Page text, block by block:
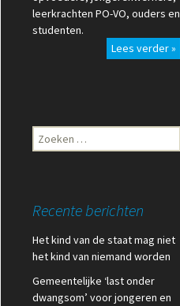
leerkrachten PO-VO, ouders en
studenten.
Lees verder »
Zoeken
naar:
Recente berichten
Het kind van de staat mag niet
het kind van niemand worden
Gemeentelijke ‘last onder
dwangsom’ voor jongeren en